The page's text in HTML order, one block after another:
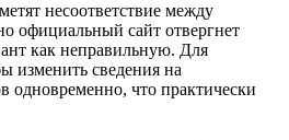
несоответствие между
официальный сайт отвергнет
как неправильную. Для
изменить сведения на
одновременно, что практически